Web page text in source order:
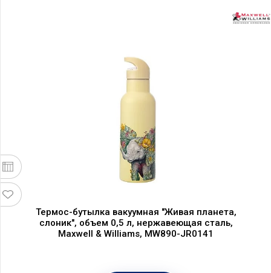
Термос-бутылка вакуумная "Живая планета,
слоник", объем 0,5 л, нержавеющая сталь,
Maxwell & Williams, MW890-JR0141